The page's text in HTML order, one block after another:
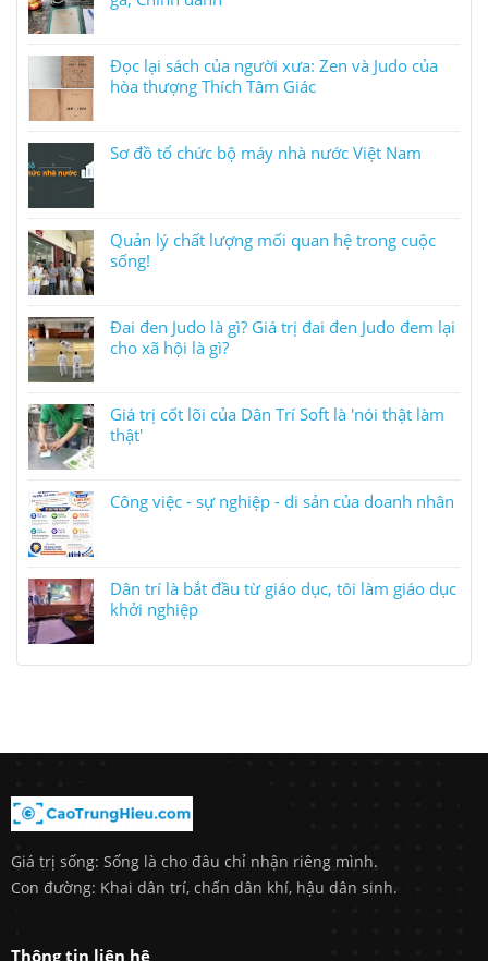
Đọc lại sách của người xưa: Zen và Judo của
hòa thượng Thích Tâm Giác
Sơ đồ tổ chức bộ máy nhà nước Việt Nam
Quản lý chất lượng mối quan hệ trong cuộc
sống!
Đai đen Judo là gì? Giá trị đai đen Judo đem lại
cho xã hội là gì?
Giá trị cốt lõi của Dân Trí Soft là 'nói thật làm
thật'
Công việc - sự nghiệp - di sản của doanh nhân
Dân trí là bắt đầu từ giáo dục, tôi làm giáo dục
khởi nghiệp
Giá trị sống: Sống là cho đâu chỉ nhận riêng mình.
Con đường: Khai dân trí, chấn dân khí, hậu dân sinh.
Thông tin liên hệ